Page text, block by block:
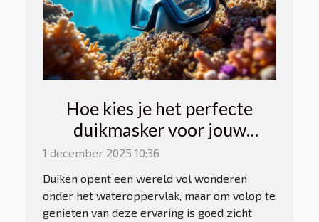
Hoe kies je het perfecte
duikmasker voor jouw
avonturen?
1 december 2025 10:36
Duiken opent een wereld vol wonderen
onder het wateroppervlak, maar om volop te
genieten van deze ervaring is goed zicht